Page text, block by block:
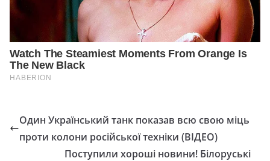
Один Український танк показав всю свою міць
проти колони російської техніки (ВІДЕО)
Поступили хороші новини! Білоруські